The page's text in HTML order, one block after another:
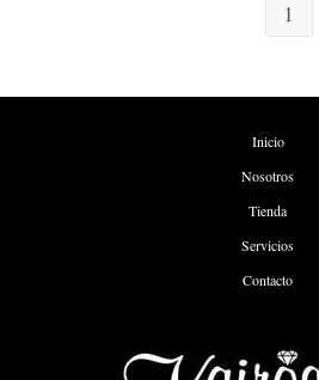
1
Inicio
Nosotros
Tienda
Servicios
Contacto